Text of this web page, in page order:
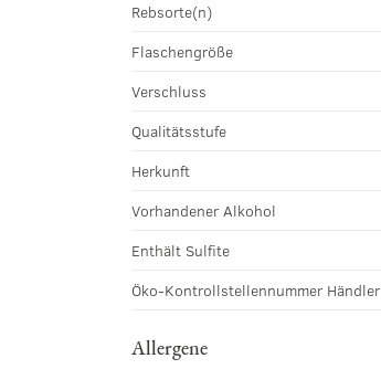
Rebsorte(n)
Flaschengröße
Verschluss
Qualitätsstufe
Herkunft
Vorhandener Alkohol
Enthält Sulfite
Öko-Kontrollstellennummer Händler
Allergene